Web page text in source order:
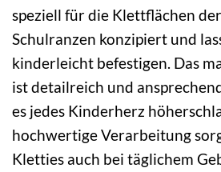
speziell für die Klettflächen
Schulranzen konzipiert und
kinderleicht befestigen. Das
ist detailreich und
es jedes Kinderherz
hochwertige Verarbeitung
Kletties auch bei täglichem